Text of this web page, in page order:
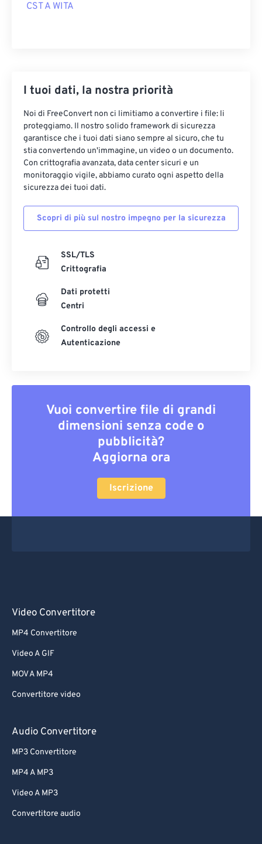
CST A WITA
I tuoi dati, la nostra priorità
Noi di FreeConvert non ci limitiamo a convertire i file: li
proteggiamo. Il nostro solido framework di sicurezza
garantisce che i tuoi dati siano sempre al sicuro, che tu
stia convertendo un'immagine, un video o un documento.
Con crittografia avanzata, data center sicuri e un
monitoraggio vigile, abbiamo curato ogni aspetto della
sicurezza dei tuoi dati.
Scopri di più sul nostro impegno per la sicurezza
SSL/TLS
Crittografia
Dati protetti
Centri
Controllo degli accessi e
Autenticazione
Vuoi convertire file di grandi
dimensioni senza code o
pubblicità?
Aggiorna ora
Iscrizione
Video Convertitore
MP4 Convertitore
Video A GIF
MOV A MP4
Convertitore video
Audio Convertitore
MP3 Convertitore
MP4 A MP3
Video A MP3
Convertitore audio